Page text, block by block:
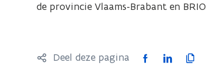
w
n
n
u
n
n
de provincie Vlaams-Brabant en
Deel deze pagina
F
L
K